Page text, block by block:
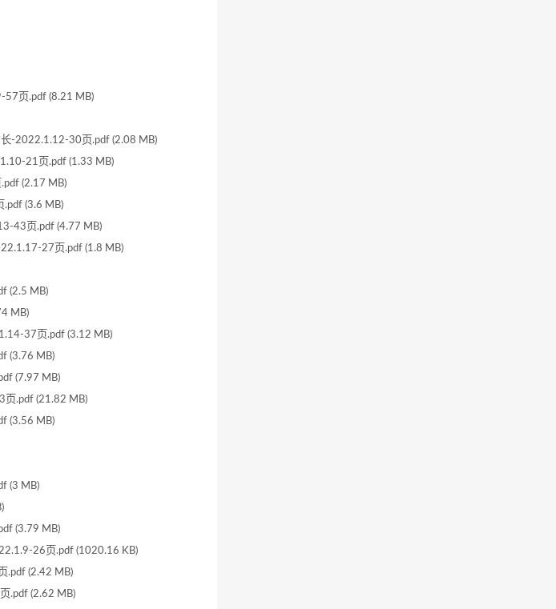
页.pdf (8.21 MB)
-2022.1.12-30页.pdf (2.08 MB)
21页.pdf (1.33 MB)
(2.17 MB)
(3.6 MB)
43页.pdf (4.77 MB)
27页.pdf (1.8 MB)
(2.5 MB)
MB)
37页.pdf (3.12 MB)
(3.76 MB)
(7.97 MB)
.pdf (21.82 MB)
(3.56 MB)
(3 MB)
(3.79 MB)
26页.pdf (1020.16 KB)
.pdf (2.42 MB)
.pdf (2.62 MB)